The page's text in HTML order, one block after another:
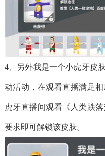
4、另外我是一个小虎牙皮
动活动，在观看直播满足
虎牙直播间观看《人类跌
要求即可解锁该皮肤。